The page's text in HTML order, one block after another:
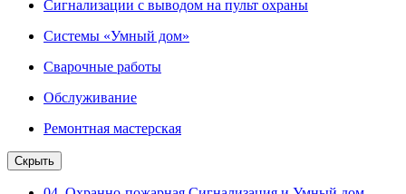
Сигнализации с выводом на пульт охраны
Системы «Умный дом»
Сварочные работы
Обслуживание
Ремонтная мастерская
Скрыть